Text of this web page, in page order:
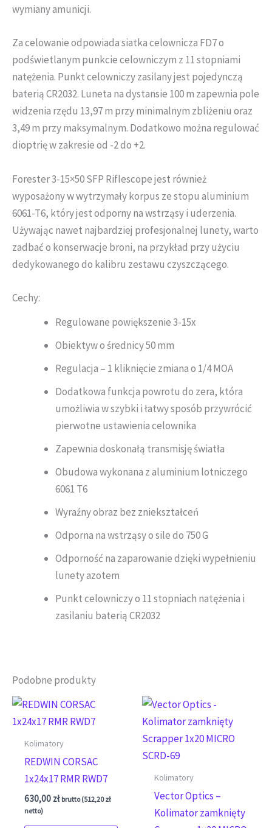
wymiany amunicji.
Za celowanie odpowiada siatka celownicza FD7 o
podświetlanym punkcie celowniczym z 11 stopniami
natężenia. Punkt celowniczy zasilany jest pojedynczą
baterią CR2032. Luneta na dystansie 100 m zapewnia pole
widzenia rzędu 13,97 m przy minimalnym zbliżeniu oraz
3,49 m przy maksymalnym. Dodatkowo można regulować
dioptrię w zakresie od -2 do +2.
Forester 3-15×50 SFP Riflescope jest również
wyposażony w wytrzymały korpus ze stopu aluminium
6061-T6, który jest odporny na wstrząsy i uderzenia.
Używając nawet najbardziej profesjonalnej lunety, warto
zadbać o konserwacje broni, na przykład przy użyciu
dedykowanego do kalibru zestawu czyszczącego.
Cechy:
Regulowane powiększenie 3-15x
Obiektyw o średnicy 50 mm
Regulacja – 1 kliknięcie zmiana o 1/4 MOA
Dodatkowa funkcja powrotu do zera, która
umożliwia w szybki i łatwy sposób przywrócić
pierwotne ustawienia celownika
Zapewnia doskonałą transmisję światła
Obudowa wykonana z aluminium lotniczego
6061 T6
Wyraźny obraz bez zniekształceń
Odporna na wstrząsy o sile do 750 G
Odporność na zaparowanie dzięki wypełnieniu
lunety azotem
Punkt celowniczy o 11 stopniach natężenia i
zasilaniu baterią CR2032
Podobne produkty
Kolimatory
REDWIN CORSAC
1x24x17 RMR RWD7
630,00 zł brutto (512,20zł
netto)
Kolimatory
Vector Optics –
Kolimator zamknięty